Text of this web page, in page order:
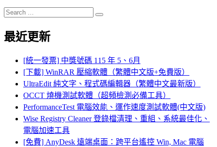
Search
for:
Search
最近更新
[統一發票] 中獎號碼 115 年 5、6月
[下載] WinRAR 壓縮軟體（繁體中文版+免費版）
UltraEdit 純文字、程式碼編輯器（繁體中文最新版）
OCCT 燒機測試軟體（超頻檢測必備工具）
PerformanceTest 電腦效能、運作速度測試軟體(中文版)
Wise Registry Cleaner 登錄檔清理、重組、系統最佳化、
電腦加速工具
[免費] AnyDesk 遠端桌面：跨平台遙控 Win, Mac 電腦